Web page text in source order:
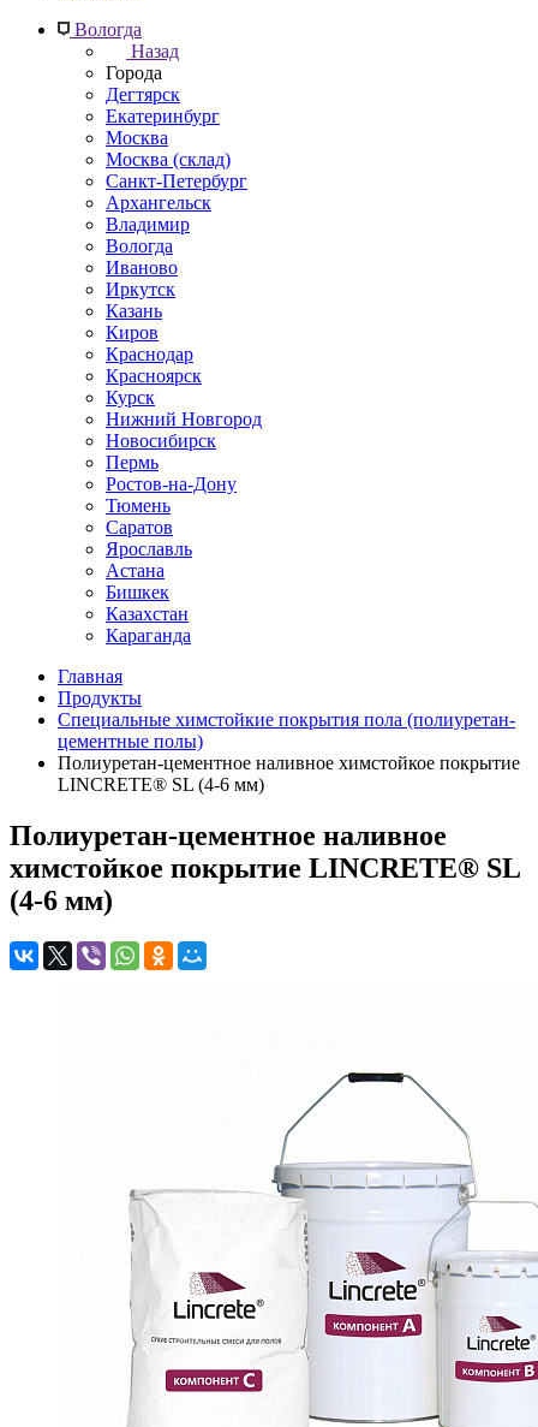
Вологда
Назад
Города
Дегтярск
Екатеринбург
Москва
Москва (склад)
Санкт-Петербург
Архангельск
Владимир
Вологда
Иваново
Иркутск
Казань
Киров
Краснодар
Красноярск
Курск
Нижний Новгород
Новосибирск
Пермь
Ростов-на-Дону
Тюмень
Саратов
Ярославль
Астана
Бишкек
Казахстан
Караганда
Главная
Продукты
Специальные химстойкие покрытия пола (полиуретан-
цементные полы)
Полиуретан-цементное наливное химстойкое покрытие
LINCRETE® SL (4-6 мм)
Полиуретан-цементное наливное
химстойкое покрытие LINCRETE® SL
(4-6 мм)